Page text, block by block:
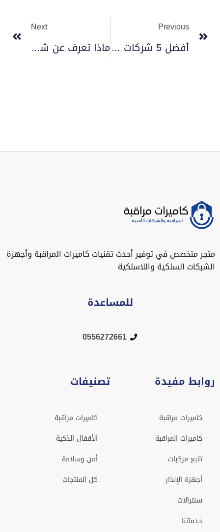
Previous
أفضل 5 شركات مصاعد عالمية
Next
ماذا تعرف عن شركات أجهزة البصمة 2023
متجر متخصص في توفير أحدث تقنيات كاميرات المراقبة وأجهزة
الشبكات السلكية واللاسلكية
للمساعدة
0556272661
روابط مفيدة
كاميرات مراقبة
كاميرات المراقبة
تتبع مركبات
أجهزة الإنذار
سنترالات
خدماتنا
تصنيفات
كاميرات مراقبة
الأقفال الذكية
أمن وسلامة
كل المنتجات